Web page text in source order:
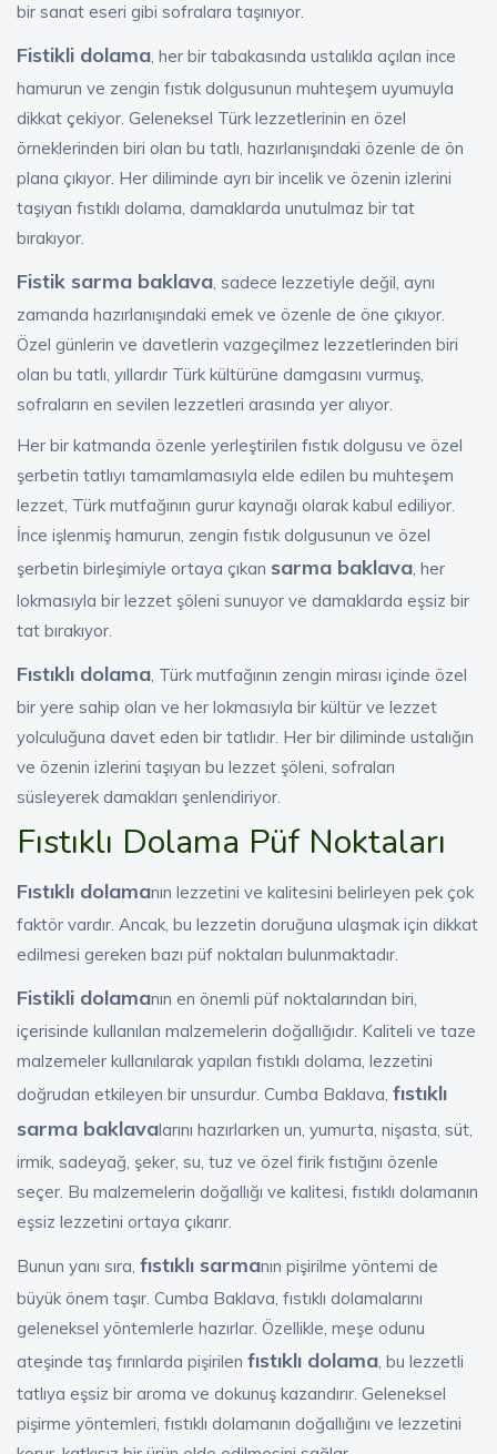
bir sanat eseri gibi sofralara taşınıyor.
Fistikli dolama, her bir tabakasında ustalıkla açılan ince
hamurun ve zengin fıstık dolgusunun muhteşem uyumuyla
dikkat çekiyor. Geleneksel Türk lezzetlerinin en özel
örneklerinden biri olan bu tatlı, hazırlanışındaki özenle de ön
plana çıkıyor. Her diliminde ayrı bir incelik ve özenin izlerini
taşıyan fıstıklı dolama, damaklarda unutulmaz bir tat
bırakıyor.
Fistik sarma baklava, sadece lezzetiyle değil, aynı
zamanda hazırlanışındaki emek ve özenle de öne çıkıyor.
Özel günlerin ve davetlerin vazgeçilmez lezzetlerinden biri
olan bu tatlı, yıllardır Türk kültürüne damgasını vurmuş,
sofraların en sevilen lezzetleri arasında yer alıyor.
Her bir katmanda özenle yerleştirilen fıstık dolgusu ve özel
şerbetin tatlıyı tamamlamasıyla elde edilen bu muhteşem
lezzet, Türk mutfağının gurur kaynağı olarak kabul ediliyor.
İnce işlenmiş hamurun, zengin fıstık dolgusunun ve özel
şerbetin birleşimiyle ortaya çıkan sarma baklava, her
lokmasıyla bir lezzet şöleni sunuyor ve damaklarda eşsiz bir
tat bırakıyor.
Fıstıklı dolama, Türk mutfağının zengin mirası içinde özel
bir yere sahip olan ve her lokmasıyla bir kültür ve lezzet
yolculuğuna davet eden bir tatlıdır. Her bir diliminde ustalığın
ve özenin izlerini taşıyan bu lezzet şöleni, sofraları
süsleyerek damakları şenlendiriyor.
Fıstıklı Dolama Püf Noktaları
Fıstıklı dolamanın lezzetini ve kalitesini belirleyen pek çok
faktör vardır. Ancak, bu lezzetin doruğuna ulaşmak için dikkat
edilmesi gereken bazı püf noktaları bulunmaktadır.
Fistikli dolamanın en önemli püf noktalarından biri,
içerisinde kullanılan malzemelerin doğallığıdır. Kaliteli ve taze
malzemeler kullanılarak yapılan fıstıklı dolama, lezzetini
doğrudan etkileyen bir unsurdur. Cumba Baklava, fıstıklı
sarma baklavalarını hazırlarken un, yumurta, nişasta, süt,
irmik, sadeyağ, şeker, su, tuz ve özel firik fıstığını özenle
seçer. Bu malzemelerin doğallığı ve kalitesi, fıstıklı dolamanın
eşsiz lezzetini ortaya çıkarır.
Bunun yanı sıra, fıstıklı sarmanın pişirilme yöntemi de
büyük önem taşır. Cumba Baklava, fıstıklı dolamalarını
geleneksel yöntemlerle hazırlar. Özellikle, meşe odunu
ateşinde taş fırınlarda pişirilen fıstıklı dolama, bu lezzetli
tatlıya eşsiz bir aroma ve dokunuş kazandırır. Geleneksel
pişirme yöntemleri, fıstıklı dolamanın doğallığını ve lezzetini